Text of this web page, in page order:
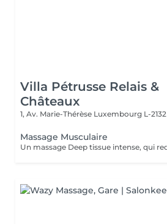
Villa Pétrusse Relais &
Châteaux
1, Av. Marie-Thérèse Luxembourg L-2132
Massage Musculaire